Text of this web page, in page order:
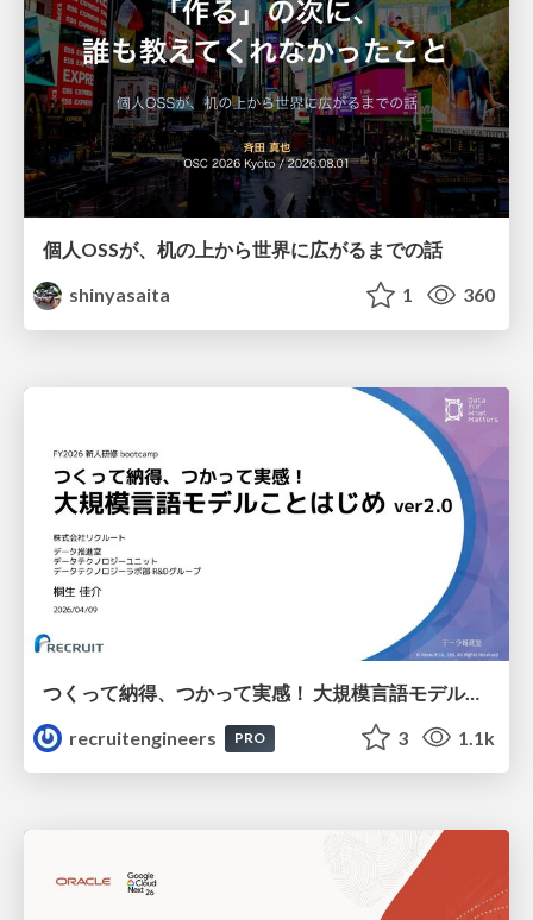
個人OSSが、机の上から世界に広がるまでの話
shinyasaita
1 360
つくって納得、つかって実感！ 大規模言語モデルことはじめ ver2.0
recruitengineers
PRO 3 1.1k